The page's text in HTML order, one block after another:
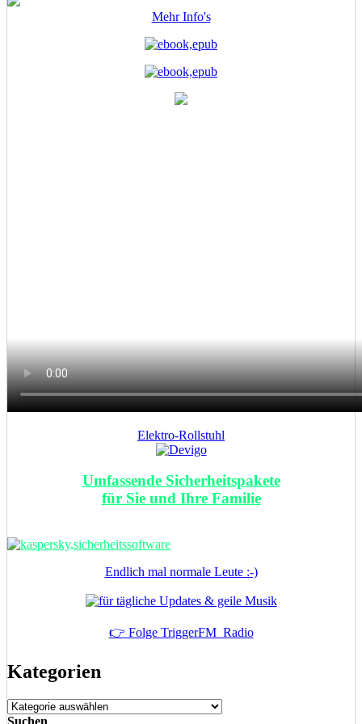
Mehr Info's
Elektro-Rollstuhl
Umfassende Sicherheitspakete
für Sie und Ihre Familie
Endlich mal normale Leute :-)
👉 Folge TriggerFM_Radio
Kategorien
Kategorien
Suchen